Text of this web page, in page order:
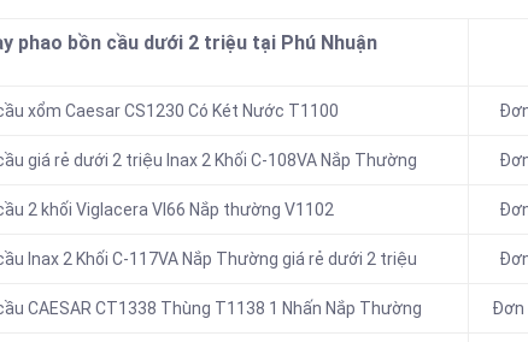
phao bồn cầu dưới 2 triệu tại Phú Nhuận
xổm Caesar CS1230 Có Két Nước T1100
giá rẻ dưới 2 triệu Inax 2 Khối C-108VA Nắp Thường
2 khối Viglacera VI66 Nắp thường V1102
Inax 2 Khối C-117VA Nắp Thường giá rẻ dưới 2 triệu
CAESAR CT1338 Thùng T1138 1 Nhấn Nắp Thường Đơn